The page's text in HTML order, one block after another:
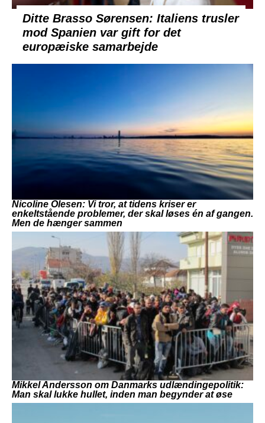
Ditte Brasso Sørensen: Italiens trusler
mod Spanien var gift for det
europæiske samarbejde
Nicoline Olesen: Vi tror, at tidens kriser er
enkeltstående problemer, der skal løses én af gangen.
Men de hænger sammen
Mikkel Andersson om Danmarks udlændingepolitik:
Man skal lukke hullet, inden man begynder at øse